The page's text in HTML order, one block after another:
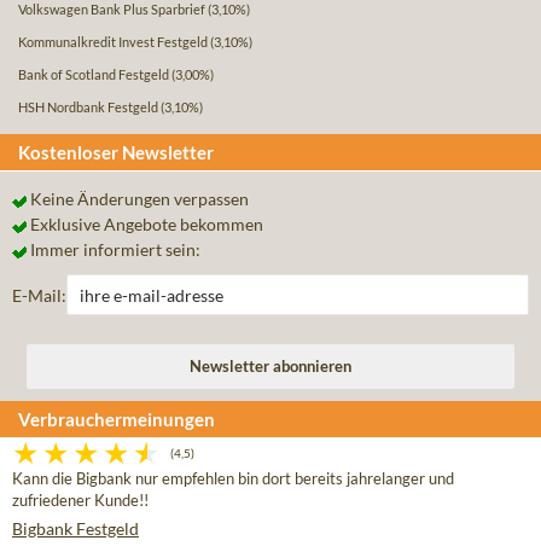
Volkswagen Bank Plus Sparbrief(3,10%)
Kommunalkredit Invest Festgeld (3,10%)
Bank of Scotland Festgeld (3,00%)
HSH Nordbank Festgeld (3,10%)
Kostenloser Newsletter
Keine Änderungen verpassen
Exklusive Angebote bekommen
Immer informiert sein:
E-Mail:
Verbrauchermeinungen
(4,5)
Kann die Bigbank nur empfehlen bin dort bereits jahrelanger und
zufriedener Kunde!!
Bigbank Festgeld